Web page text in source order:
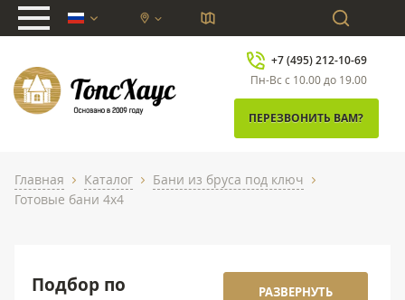
chevron_down
+7 (495) 212-10-69
Пн-Вс с 10.00 до 19.00
ПЕРЕЗВОНИТЬ ВАМ?
Главная chevron_right Каталог chevron_right Бани из бруса под ключ chevron_right
Готовые бани 4x4
Подбор по
РАЗВЕРНУТЬ